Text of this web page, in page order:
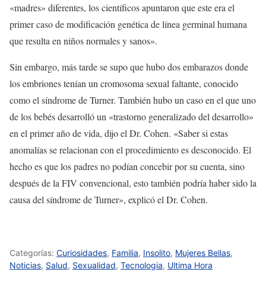
«madres» diferentes, los científicos apuntaron que este era el
primer caso de modificación genética de línea germinal humana
que resulta en niños normales y sanos».
Sin embargo, más tarde se supo que hubo dos embarazos donde
los embriones tenían un cromosoma sexual faltante, conocido
como el síndrome de Turner. También hubo un caso en el que uno
de los bebés desarrolló un «trastorno generalizado del desarrollo»
en el primer año de vida, dijo el Dr. Cohen. «Saber si estas
anomalías se relacionan con el procedimiento es desconocido. El
hecho es que los padres no podían concebir por su cuenta, sino
después de la FIV convencional, esto también podría haber sido la
causa del síndrome de Turner», explicó el Dr. Cohen.
Categorías: Curiosidades, Familia, Insolito, Mujeres Bellas,
Noticias, Salud, Sexualidad, Tecnologia, Ultima Hora